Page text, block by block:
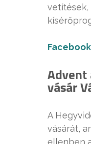
vetítések,
Advent
vásár
A
vásárát,
ellenben